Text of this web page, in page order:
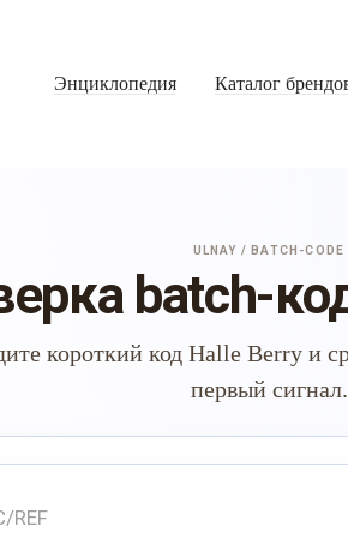
Энциклопедия Каталог
ULNAY / BATCH-CODE
batch-
короткий код Halle Berry и
первый сигнал.